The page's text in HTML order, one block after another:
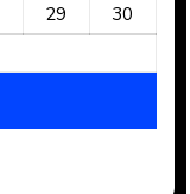
29
30